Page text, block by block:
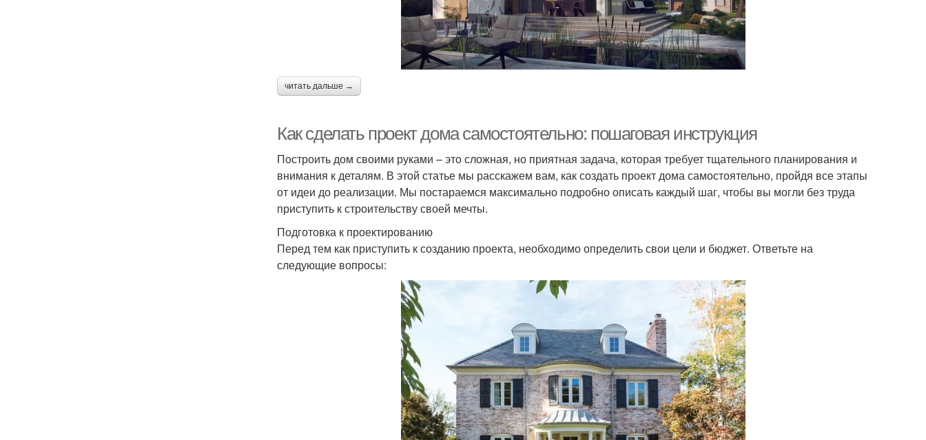
читать дальше →
Как сделать проект дома самостоятельно: пошаговая инструкция
Построить дом своими руками – это сложная, но приятная задача, которая требует тщательного планирования и
внимания к деталям. В этой статье мы расскажем вам, как создать проект дома самостоятельно, пройдя все этапы
от идеи до реализации. Мы постараемся максимально подробно описать каждый шаг, чтобы вы могли без труда
приступить к строительству своей мечты.
Подготовка к проектированию
Перед тем как приступить к созданию проекта, необходимо определить свои цели и бюджет. Ответьте на
следующие вопросы: